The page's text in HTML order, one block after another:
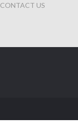
CONTACT US